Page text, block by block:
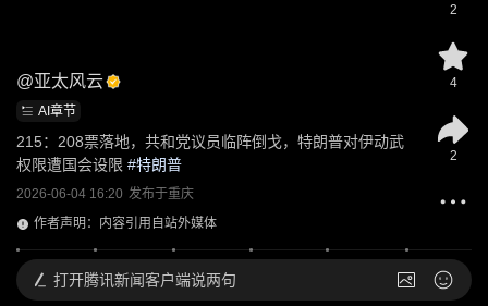
@亚太风云
AI章节
215：208票落地，共和党议员临阵倒戈，特朗普对伊动武
权限遭国会设限 #特朗普
2026-06-04 16:20 发布于重庆
作者声明：内容引用自站外媒体
2
4
2
打开腾讯新闻客户端说两句